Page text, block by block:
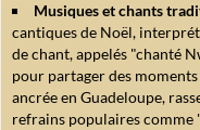
Musiques et chants
cantiques de Noël,
de chant, appelés "chanté
pour partager des
ancrée en Guadeloupe,
refrains populaires